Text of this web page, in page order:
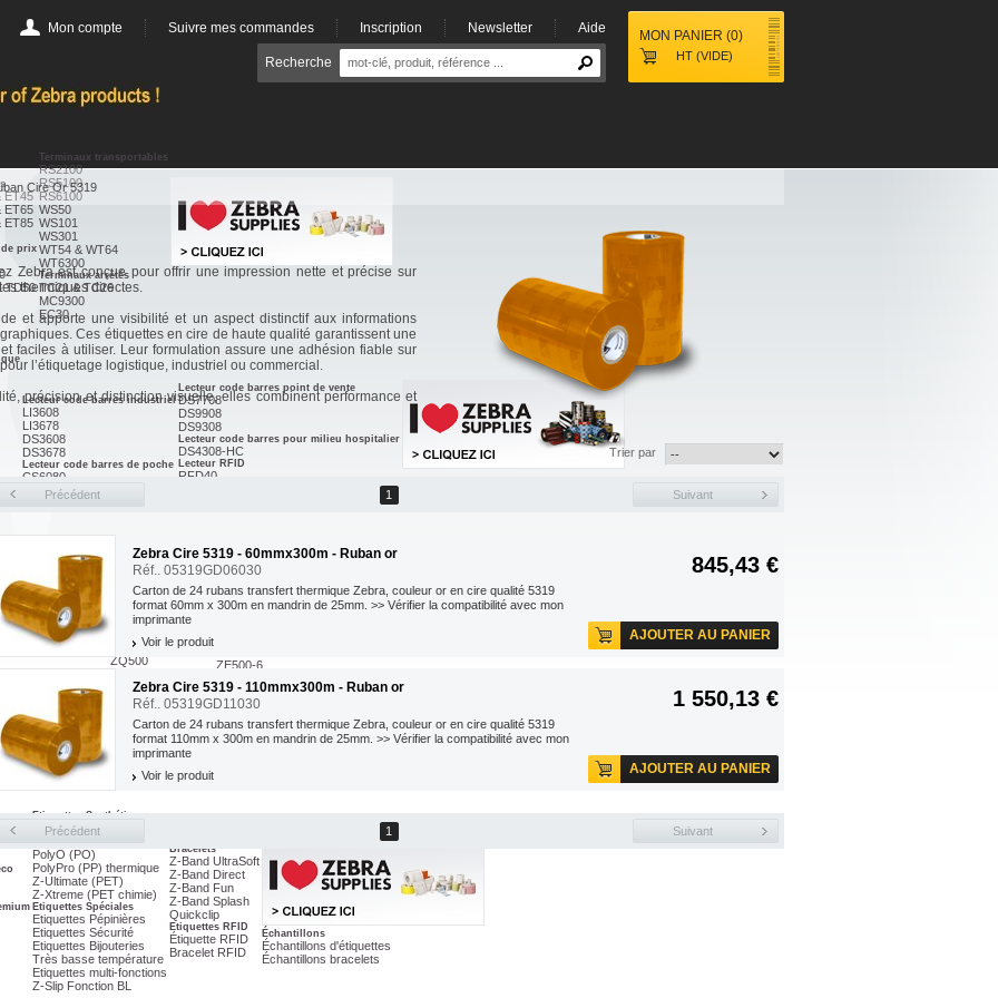
MON PANIER (0)
HT (VIDE)
Mon compte Suivre mes commandes Inscription Newsletter Aide
Recherche
ET45
ET65
ET85
de prix
TD50
Terminaux transportables
RS2100
RS5100
RS6100
WS50
WS101
WS301
WT54 & WT64
WT6300
Terminaux arrêtés
TC21 & TC26
MC9300
EC30
Lecteur code barres industriel
LI3608
LI3678
DS3608
DS3678
Lecteur code barres de poche
CS6080
Lecteur code barres point de vente
DS7708
DS9908
DS9308
Lecteur code barres pour milieu hospitalier
DS4308-HC
Lecteur RFID
RFD40
Industrielle
Haute Performance
Imprimante Mobile
ZQ300
ZQ500
ZQ600
Blocs d'impressions
ZE511
ZE521
Imprimante RFID
ZD500 - UHF
ZT410 - UHF
ZT420 - UHF
110Xi4 - UHF
ZE500-6
ZT410
ZT200 Series
ZT420
S4M
LP/TLP2844
Etiquettes Synthétique
PolyE (PE)
PolyO (PO)
PolyPro (PP) thermique
Z-Ultimate (PET)
Z-Xtreme (PET chimie)
Etiquettes Spéciales
Etiquettes Pépinières
Etiquettes Sécurité
Etiquettes Bijouteries
Très basse température
Etiquettes multi-fonctions
Z-Slip Fonction BL
Bracelets
Z-Band UltraSoft
Z-Band Direct
Z-Band Fun
Z-Band Splash
Quickclip
Etiquettes RFID
Étiquette RFID
Bracelet RFID
Échantillons
Échantillons d'étiquettes
Échantillons bracelets
Cire Or 5319
Zebra est conçue pour offrir une impression nette et précise sur
thermiques directes.
et apporte une visibilité et un aspect distinctif aux informations
Ces étiquettes en cire de haute qualité garantissent une
faciles à utiliser. Leur formulation assure une adhésion fiable sur
l’étiquetage logistique, industriel ou commercial.
précision et distinction visuelle, elles combinent performance et
Trier par
Précédent 1 Suivant
Zebra Cire 5319 - 60mmx300m - Ruban or
Réf.. 05319GD06030
Carton de 24 rubans transfert thermique Zebra, couleur or en cire qualité 5319
format 60mm x 300m en mandrin de 25mm. >> Vérifier la compatibilité avec mon
imprimante
845,43 €
Voir le produit AJOUTER AU PANIER
Zebra Cire 5319 - 110mmx300m - Ruban or
Réf.. 05319GD11030
Carton de 24 rubans transfert thermique Zebra, couleur or en cire qualité 5319
format 110mm x 300m en mandrin de 25mm. >> Vérifier la compatibilité avec mon
imprimante
1 550,13 €
Voir le produit AJOUTER AU PANIER
Précédent 1 Suivant